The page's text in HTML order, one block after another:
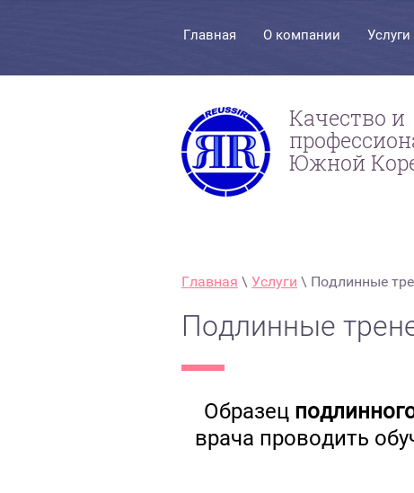
Главная О компании Услуги
Качество и
Южной
Главная \ Услуги \ Подлинные
Подлинные
Образец
врача проводить